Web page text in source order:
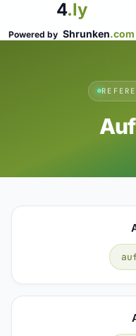
4.ly
Powered by Shrunken.com